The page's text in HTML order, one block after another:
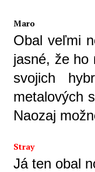
Maro
Obal veľmi
jasné, že ho
svojich
metalových
Naozaj
Stray
Já ten obal